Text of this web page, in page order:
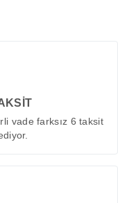
vade farksız 6 taksit